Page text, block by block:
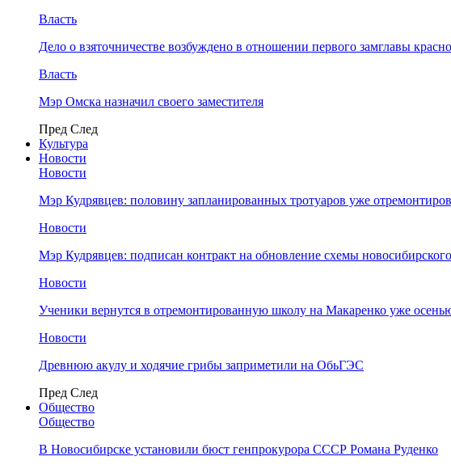
Власть
Дело о взяточничестве возбуждено в отношении первого замглавы
Власть
Мэр Омска назначил своего заместителя
Пред След
Культура
Новости
Новости
Мэр Кудрявцев: половину запланированных тротуаров уже
Новости
Мэр Кудрявцев: подписан контракт на обновление схемы
Новости
Ученики вернутся в отремонтированную школу на Макаренко уже
Новости
Древнюю акулу и ходячие грибы заприметили на ОбьГЭС
Пред След
Общество
Общество
В Новосибирске установили бюст генпрокурора СССР Романа Руденко